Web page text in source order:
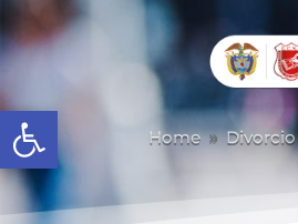
Abrir barra de herramientas
Home 9 Divorcio